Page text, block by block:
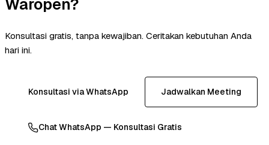
Waropen?
Konsultasi gratis, tanpa kewajiban. Ceritakan kebutuhan Anda
hari ini.
Konsultasi via WhatsApp Jadwalkan Meeting
Chat WhatsApp — Konsultasi Gratis